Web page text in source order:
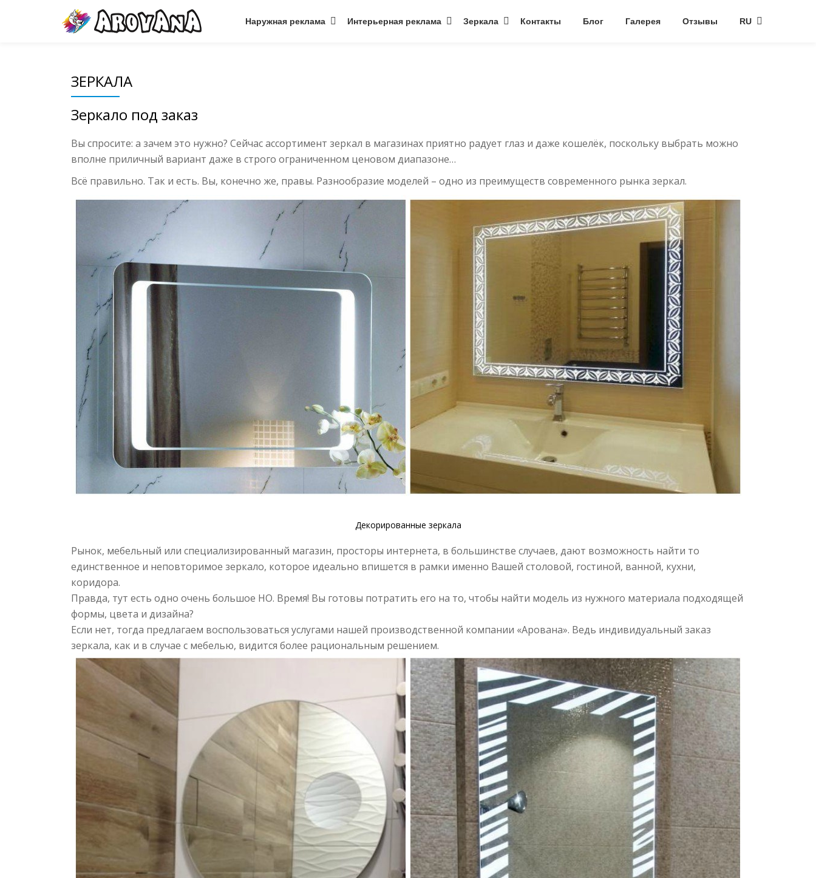
Наружная реклама Интерьерная реклама Зеркала Контакты Блог Галерея Отзывы RU
ЗЕРКАЛА
Зеркало под заказ
Вы спросите: а зачем это нужно? Сейчас ассортимент зеркал в магазинах приятно радует глаз и даже кошелёк, поскольку выбрать можно
вполне приличный вариант даже в строго ограниченном ценовом диапазоне…
Всё правильно. Так и есть. Вы, конечно же, правы. Разнообразие моделей – одно из преимуществ современного рынка зеркал.
Декорированные зеркала
Рынок, мебельный или специализированный магазин, просторы интернета, в большинстве случаев, дают возможность найти то
единственное и неповторимое зеркало, которое идеально впишется в рамки именно Вашей столовой, гостиной, ванной, кухни,
коридора.
Правда, тут есть одно очень большое НО. Время! Вы готовы потратить его на то, чтобы найти модель из нужного материала подходящей
формы, цвета и дизайна?
Если нет, тогда предлагаем воспользоваться услугами нашей производственной компании «Арована». Ведь индивидуальный заказ
зеркала, как и в случае с мебелью, видится более рациональным решением.